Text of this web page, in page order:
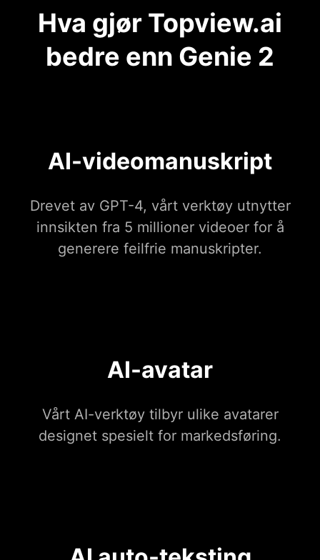
Hva gjør Topview.ai
bedre enn Genie 2
AI-videomanuskript
Drevet av GPT-4, vårt verktøy utnytter
innsikten fra 5 millioner videoer for å
generere feilfrie manuskripter.
AI-avatar
Vårt AI-verktøy tilbyr ulike avatarer
designet spesielt for markedsføring.